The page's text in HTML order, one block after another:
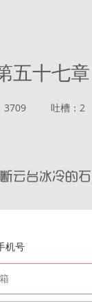
五十七
3709 吐槽：2
机号